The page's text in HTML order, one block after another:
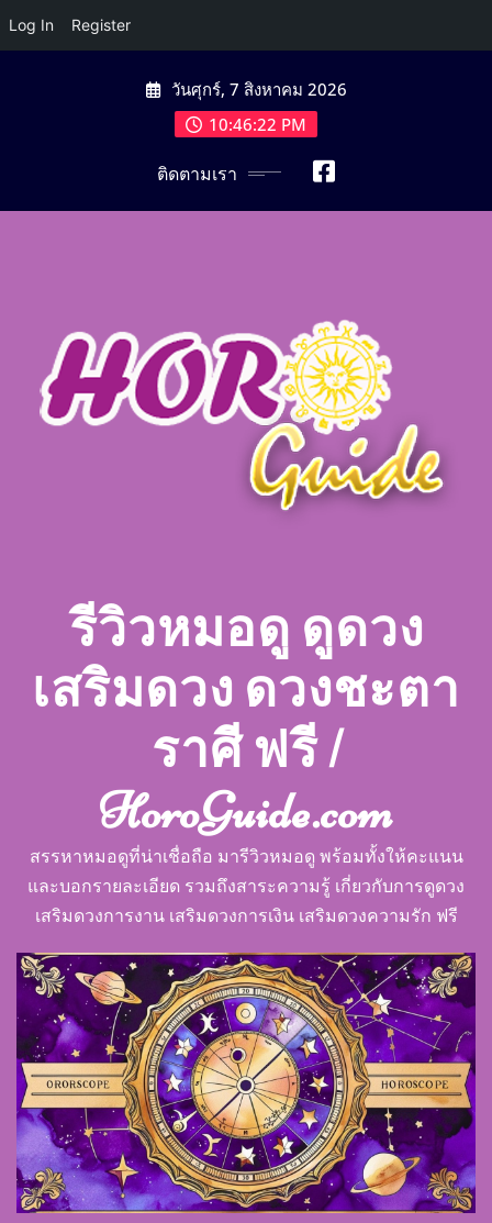
Log In Register
วันศุกร์, 7 สิงหาคม 2026
10:46:23 PM
ติดตามเรา
รีวิวหมอดู ดูดวง
เสริมดวง ดวงชะตา
ราศี ฟรี |
HoroGuide.com
สรรหาหมอดูที่น่าเชื่อถือ มารีวิวหมอดู พร้อมทั้งให้คะแนน
และบอกรายละเอียด รวมถึงสาระความรู้ เกี่ยวกับการดูดวง
เสริมดวงการงาน เสริมดวงการเงิน เสริมดวงความรัก ฟรี